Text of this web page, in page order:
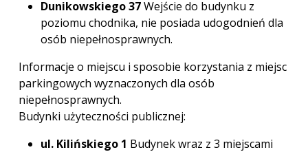
Dunikowskiego 37Wejście do budynku z
poziomu chodnika, nie posiada udogodnień dla
osób niepełnosprawnych.
Informacje o miejscu i sposobie korzystania z miejsc
parkingowych wyznaczonych dla osób
niepełnosprawnych.
Budynki użyteczności publicznej:
ul. Kilińskiego 1 Budynek wraz z 3 miejscami